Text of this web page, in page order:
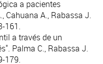
a pacientes
Cahuana A., Rabassa J.
161.
a través de un
Palma C., Rabassa J.
179.